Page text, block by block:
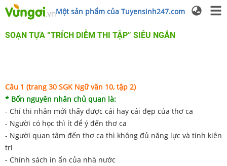
Một sản phẩm của Tuyensinh247.com
SOẠN TỰA “TRÍCH DIỄM THI TẬP” SIÊU NGẮN
Câu 1 (trang 30 SGK Ngữ văn 10, tập 2)
* Bốn nguyên nhân chủ quan là:
- Chỉ thi nhân mới thấy được cái hay cái đẹp của thơ ca
- Người có học thì ít để ý đến thơ ca
- Người quan tâm đến thơ ca thì không đủ năng lực và tính kiên
trì
- Chính sách in ấn của nhà nước